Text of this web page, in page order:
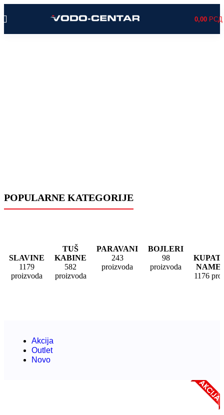
0,00 РСД
POPULARNE KATEGORIJE
SLAVINE
1179
proizvoda
TUŠ
KABINE
582
proizvoda
PARAVANI
243
proizvoda
BOJLERI
98
proizvoda
1176
Akcija
Outlet
Novo